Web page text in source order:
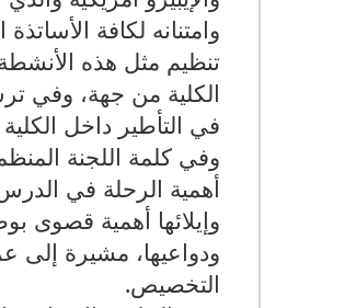
وامتنانه لكافة
تنظيم مثل هذه الأنشطة
الكلية من جهة، وفي
في التأطير داخل
وفي كلمة اللجنة
أهمية الرحلة في
وإيلائها أهمية قصوى
ودواعيها، مشيرة إلى
التخصيص.